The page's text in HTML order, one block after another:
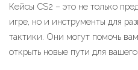
Кейсы CS2 – это не только
игре, но и инструменты для
тактики. Они могут помочь
открыть новые пути для вашего